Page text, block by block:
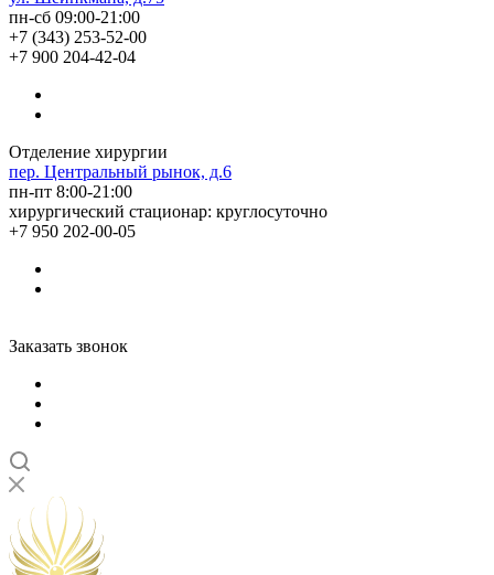
пн-сб 09:00-21:00
+7 (343) 253-52-00
+7 900 204-42-04
Отделение хирургии
пер. Центральный рынок, д.6
пн-пт 8:00-21:00
хирургический стационар: круглосуточно
+7 950 202-00-05
Заказать звонок